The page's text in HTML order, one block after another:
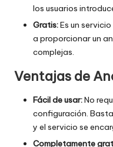
los usuarios
Gratis:Es un
a proporcionar un
complejas.
Ventajas de
Fácil de usar:No
configuración.
y el servicio se
Completamente